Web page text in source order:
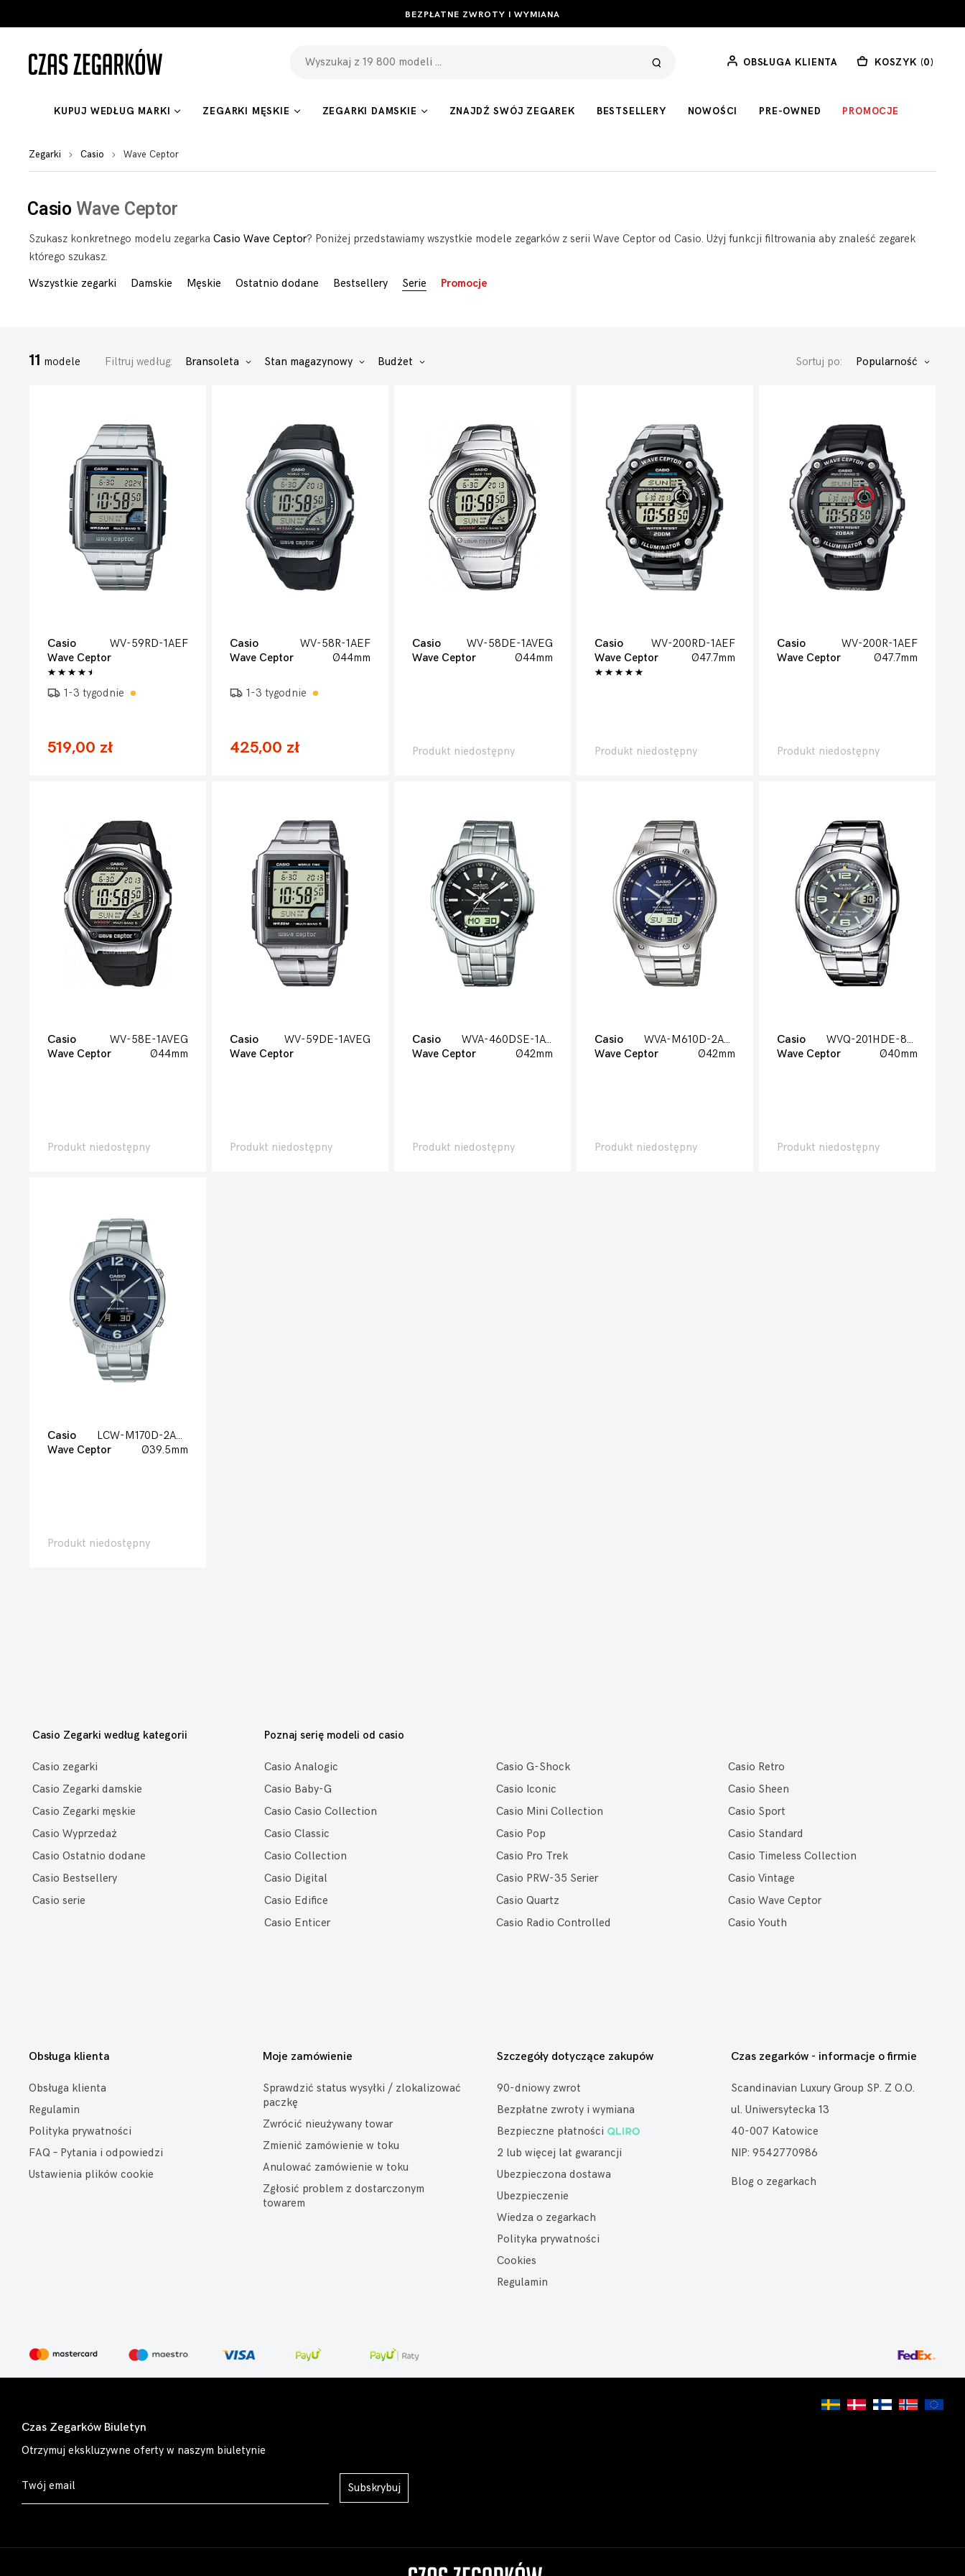
BEZPŁATNE ZWROTY I WYMIANA
OBSŁUGA KLIENTA KOSZYK (0)
KUPUJ WEDŁUG MARKI ZEGARKI MĘSKIE ZEGARKI DAMSKIE ZNAJDŹ SWÓJ ZEGAREK BESTSELLERY NOWOŚCI PRE-OWNED PROMOCJE
Zegarki Casio Wave Ceptor
CasioWave Ceptor
Szukasz konkretnego modelu zegarka Casio Wave Ceptor? Poniżej przedstawiamy wszystkie modele zegarków z serii Wave Ceptor od Casio. Użyj funkcji filtrowania aby znaleść zegarek
którego szukasz.
Wszystkie zegarki
Damskie Męskie Ostatnio dodane Bestsellery Serie Promocje
11 modele Filtruj według: Bransoleta Stan magazynowy Budżet Sortuj po: Popularność
Casio
WV-59RD-1AEF
Wave Ceptor
1-3 tygodnie
519,00 zł
Casio
WV-58R-1AEF
Wave Ceptor
Ø44mm
1-3 tygodnie
425,00 zł
Casio
WV-58DE-1AVEG
Wave Ceptor
Ø44mm
Produkt niedostępny
Casio
WV-200RD-1AEF
Wave Ceptor
Ø47.7mm
Produkt niedostępny
Casio
WV-200R-1AEF
Wave Ceptor
Ø47.7mm
Produkt niedostępny
Casio
WV-58E-1AVEG
Wave Ceptor
Ø44mm
Produkt niedostępny
Casio
WV-59DE-1AVEG
Wave Ceptor
Produkt niedostępny
Casio
WVA-460DSE-1AVER
Wave Ceptor
Ø42mm
Produkt niedostępny
Casio
WVA-M610D-2AER
Wave Ceptor
Ø42mm
Produkt niedostępny
Casio
WVQ-201HDE-8BVER
Wave Ceptor
Ø40mm
Produkt niedostępny
Casio
LCW-M170D-2AER
Wave Ceptor
Ø39.5mm
Produkt niedostępny
Casio Zegarki według kategorii
Casio zegarki
Casio Zegarki damskie
Casio Zegarki męskie
Casio Wyprzedaż
Casio Ostatnio dodane
Casio Bestsellery
Casio serie
Poznaj serię modeli od casio
Casio Analogic
Casio Baby-G
Casio Casio Collection
Casio Classic
Casio Collection
Casio Digital
Casio Edifice
Casio Enticer
Casio G-Shock
Casio Iconic
Casio Mini Collection
Casio Pop
Casio Pro Trek
Casio PRW-35 Serier
Casio Quartz
Casio Radio Controlled
Casio Retro
Casio Sheen
Casio Sport
Casio Standard
Casio Timeless Collection
Casio Vintage
Casio Wave Ceptor
Casio Youth
Obsługa klienta
Obsługa klienta
Regulamin
Polityka prywatności
FAQ – Pytania i odpowiedzi
Ustawienia plików cookie
Moje zamówienie
Sprawdzić status wysyłki / zlokalizować
paczkę
Zwrócić nieużywany towar
Zmienić zamówienie w toku
Anulować zamówienie w toku
Zgłosić problem z dostarczonym
towarem
Szczegóły dotyczące zakupów
90-dniowy zwrot
Bezpłatne zwroty i wymiana
Bezpieczne płatności
2 lub więcej lat gwarancji
Ubezpieczona dostawa
Ubezpieczenie
Wiedza o zegarkach
Polityka prywatności
Cookies
Regulamin
Czas zegarków - informacje o firmie
Scandinavian Luxury Group SP. Z O.O.
ul. Uniwersytecka 13
40-007 Katowice
NIP: 9542770986
Blog o zegarkach
Czas Zegarków Biuletyn
Otrzymuj ekskluzywne oferty w naszym biuletynie
Subskrybuj